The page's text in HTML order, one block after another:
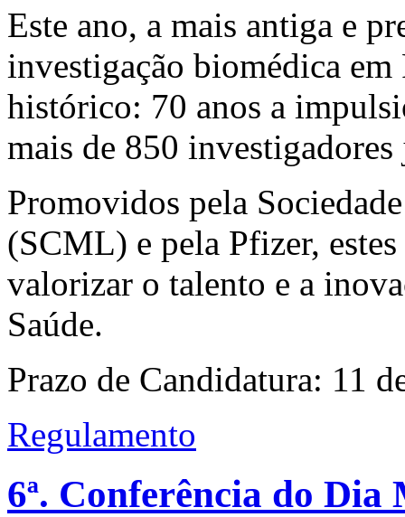
Este ano, a mais antiga e
investigação biomédica
histórico: 70 anos a
mais de 850
Promovidos pela
(SCML) e pela Pfizer,
valorizar o talento e a
Saúde.
Prazo de Candidatura: 11
Regulamento
6ª. Conferência do Dia